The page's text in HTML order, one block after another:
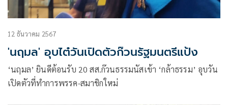
12 ธันวาคม 2567
'นฤมล' อุบไต๋วันเปิดตัวก๊วนรัฐมนตรีแป้ง
‘นฤมล’ ยินดีต้อนรับ 20 สส.ก๊วนธรรมนัสเข้า ‘กล้าธรรม’ อุบวัน
เปิดตัวที่ทำการพรรค-สมาชิกใหม่